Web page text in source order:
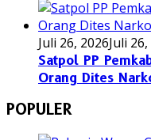
Juli 26, 2026Juli
Satpol PP
Orang Dites
POPULER